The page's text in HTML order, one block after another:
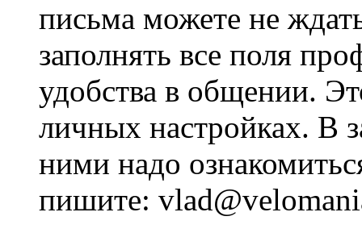
письма можете не
заполнять все поля
удобства в общении.
личных настройках. В
ними надо
пишите: